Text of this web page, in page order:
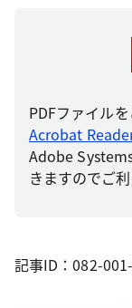
PDFファイル
Acrobat
Adobe
きますのでご
記事ID：082-